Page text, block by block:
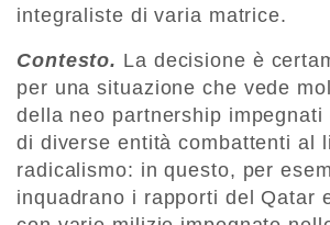
integraliste di varia matrice.
Contesto. La decisione è
per una situazione che vede
della neo partnership impegnati
di diverse entità combattenti al
radicalismo: in questo, per
inquadrano i rapporti del Qatar